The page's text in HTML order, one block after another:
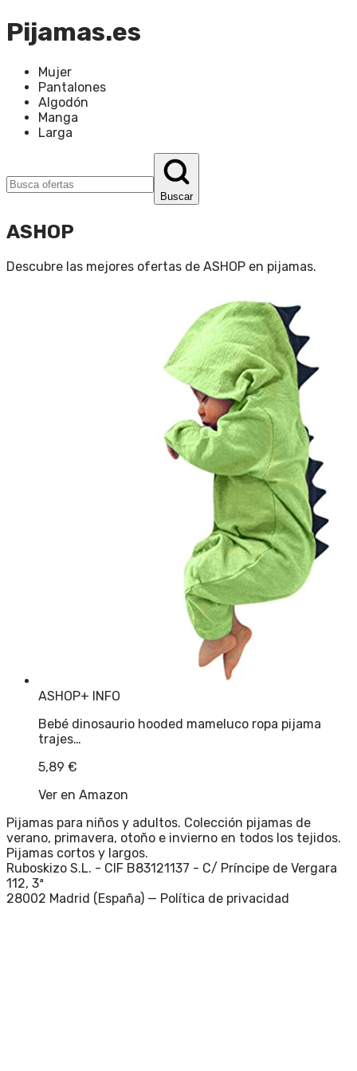
Pijamas.es
Mujer
Pantalones
Algodón
Manga
Larga
Buscar
ASHOP
Descubre las mejores ofertas de ASHOP en pijamas.
ASHOP+ INFO
Bebé dinosaurio hooded mameluco ropa pijama
trajes…
5,89 €
Ver en Amazon
Pijamas para niños y adultos. Colección pijamas de
verano, primavera, otoño e invierno en todos los tejidos.
Pijamas cortos y largos.
Ruboskizo S.L. - CIF B83121137 - C/ Príncipe de Vergara
112, 3ª
28002 Madrid (España) — Política de privacidad